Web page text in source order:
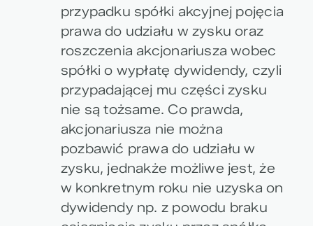
przypadku spółki akcyjnej pojęcia
prawa do udziału w zysku oraz
roszczenia akcjonariusza wobec
spółki o wypłatę dywidendy, czyli
przypadającej mu części zysku
nie są tożsame. Co prawda,
akcjonariusza nie można
pozbawić prawa do udziału w
zysku, jednakże możliwe jest, że
w konkretnym roku nie uzyska on
dywidendy np. z powodu braku